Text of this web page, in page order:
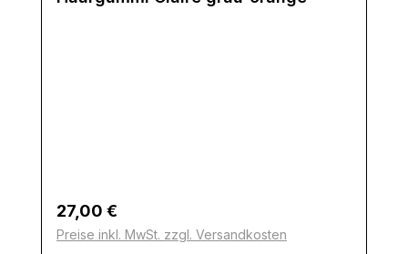
Regulärer Preis:
27,00 €
Preise inkl. MwSt. zzgl. Versandkosten